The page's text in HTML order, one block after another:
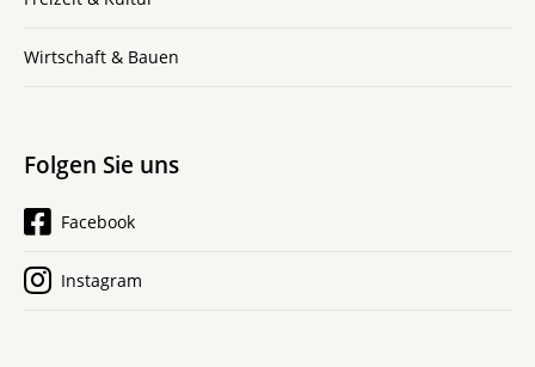
Wirtschaft & Bauen
Folgen Sie uns
Facebook
Instagram